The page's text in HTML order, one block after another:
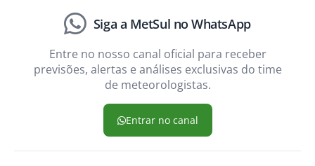
Siga a MetSul no WhatsApp
Entre no nosso canal oficial para receber
previsões, alertas e análises exclusivas do time
de meteorologistas.
Entrar no canal